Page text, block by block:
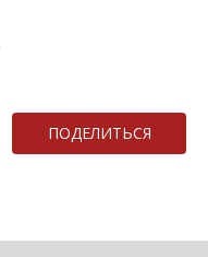
ПОДЕЛИТЬСЯ